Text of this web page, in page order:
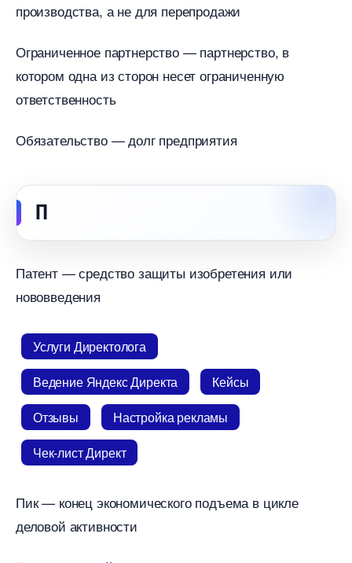
производства, а не для перепродажи
Ограниченное партнерство — партнерство,
котором одна из сторон несет ограниченную
ответственность
Обязательство — долг предприятия
П
Патент — средство защиты изобретения или
нововведения
Услуги Директолога
едение Яндекс Директа
Кейсы
Отзывы
Настройка рекламы
Чек-лист Директ
Пик — конец экономического подъема в цикле
деловой активности